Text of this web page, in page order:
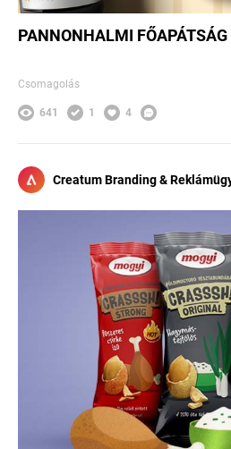
PANNONHALMI
Csomagolás
641 1 4
Creatum Branding &